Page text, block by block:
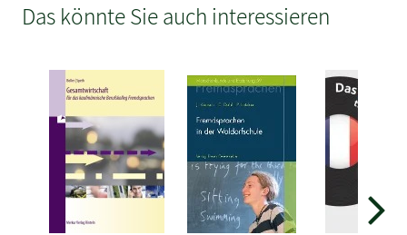
Das könnte Sie auch interessieren